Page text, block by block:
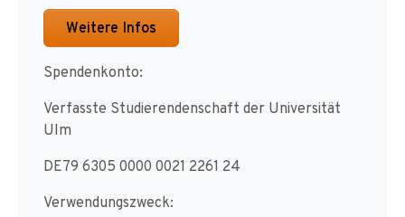
Weitere Infos
Spendenkonto:
Verfasste Studierendenschaft der Universität
Ulm
DE79 6305 0000 0021 2261 24
Verwendungszweck: